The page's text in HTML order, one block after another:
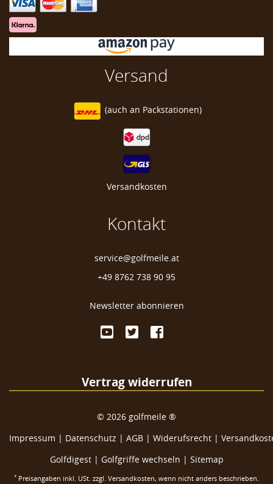
Eule Golf Schlägerkopfhaube
Owl Headcover
Versand
(auch an Packstationen)
Versandkosten
Kontakt
service@golfmeile.at
+49 8762 738 90 95
Newsletter abonnieren
Vertrag widerrufen
© 2026 golfmeile ®
Impressum | Datenschutz | AGB | Widerufsrecht |
Golfdigest| Golfgriffe wechseln | Sitemap
* Preisangaben inkl. USt. zzgl. Versandkosten, wenn nicht anders beschrieben.